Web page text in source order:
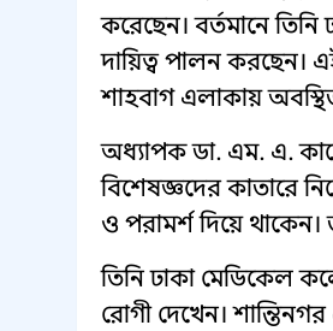
করেছেন। বর্তমানে
দায়িত্ব পালন করছেন।
শাহবাগ এলাকায়
অধ্যাপক ডা. এম. এ.
বিশেষজ্ঞদের কাতারে
ও পরামর্শ দিয়ে থাকেন।
তিনি ঢাকা মেডিকেল
রোগী দেখেন।